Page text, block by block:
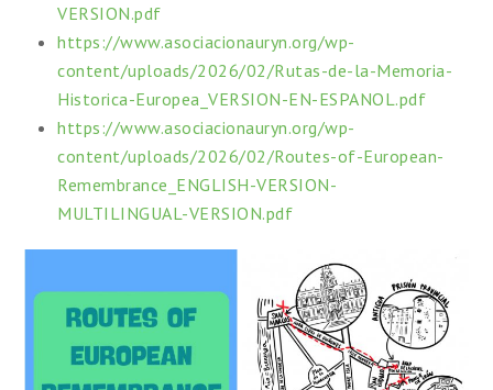
VERSION.pdf
https://www.asociacionauryn.org/wp-
content/uploads/2026/02/Rutas-de-la-Memoria-
Historica-Europea_VERSION-EN-ESPANOL.pdf
https://www.asociacionauryn.org/wp-
content/uploads/2026/02/Routes-of-European-
Remembrance_ENGLISH-VERSION-
MULTILINGUAL-VERSION.pdf